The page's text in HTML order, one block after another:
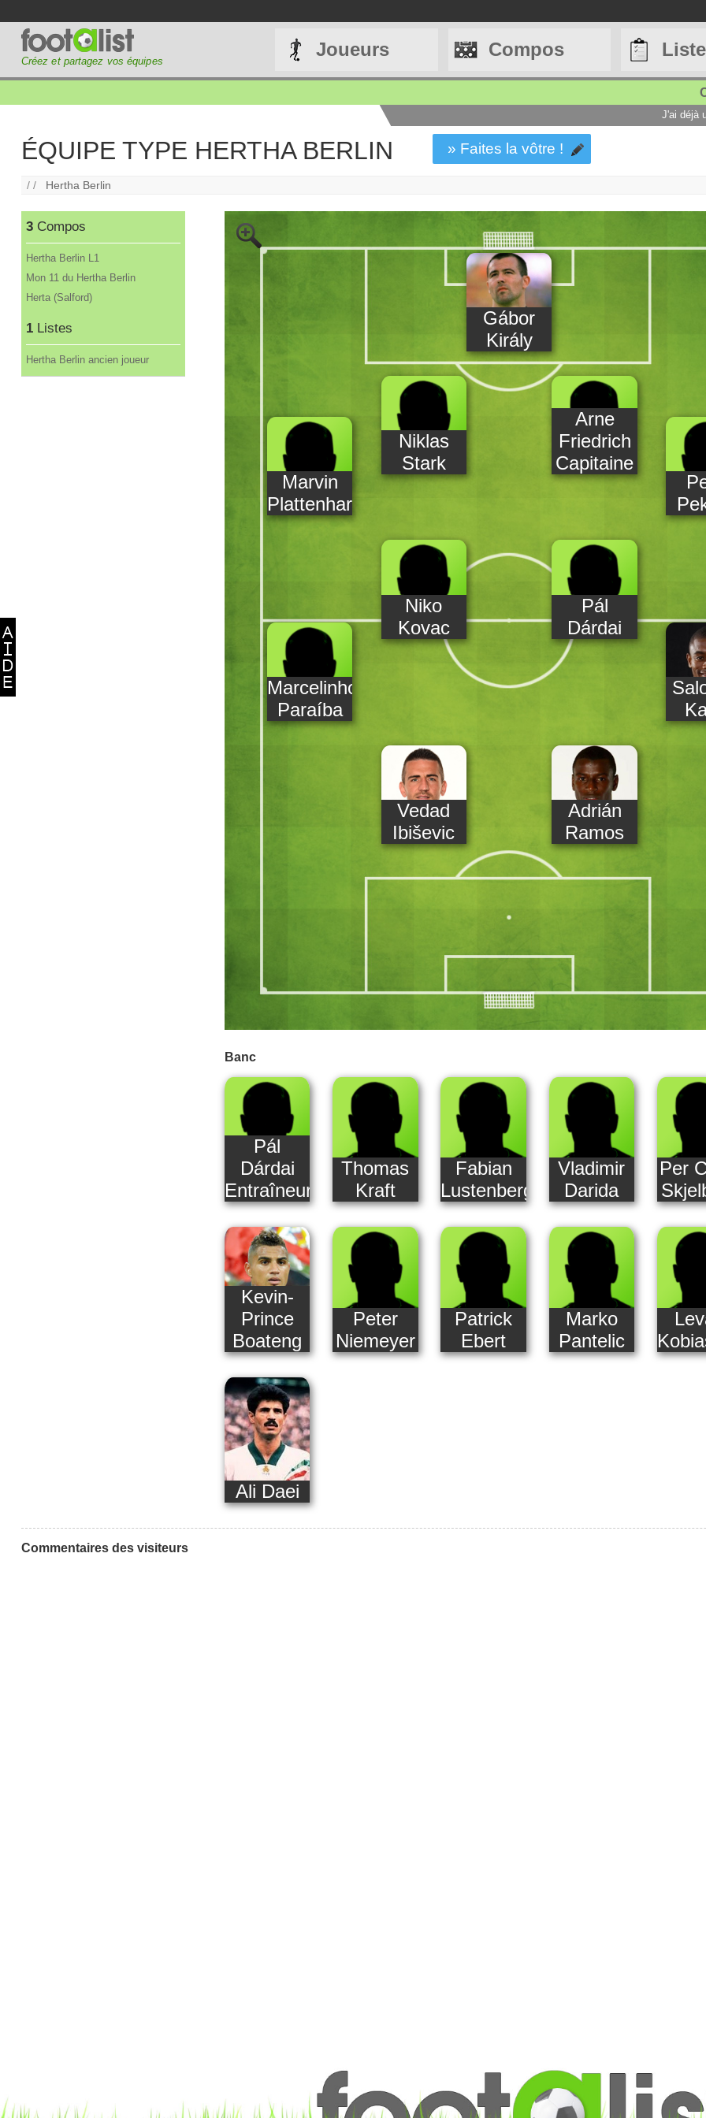
Créez et partagez vos équipes
Joueurs Compos
J'ai déjà
ÉQUIPE TYPE HERTHA BERLIN » Faites la vôtre !
/ / Hertha Berlin
3 Compos
Hertha Berlin L1
Mon 11 du Hertha Berlin
Herta (Salford)
1 Listes
Hertha Berlin ancien joueur
Gábor
Király
Marvin
Plattenhardt
Niklas
Stark
Arne
Friedrich
Capitaine
Niko
Kovac
Pál
Dárdai
Marcelinho
Paraíba
Vedad
Ibiševic
Adrián
Ramos
Banc
Pál
Dárdai
Entraîneur
Thomas
Kraft
Fabian
Lustenberger
Vladimir
Darida
Per
Kevin-
Prince
Boateng
Peter
Niemeyer
Patrick
Ebert
Marko
Pantelic
Ali Daei
Commentaires des visiteurs